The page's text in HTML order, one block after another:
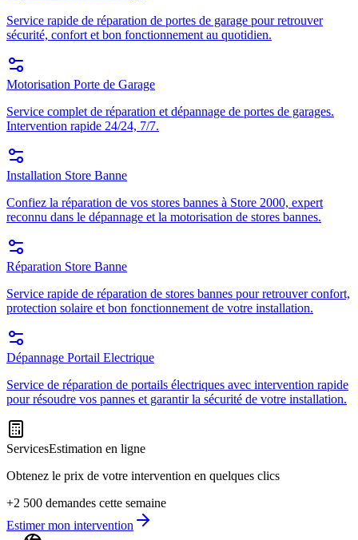
Service rapide de réparation de portes de garage pour retrouver
sécurité, confort et bon fonctionnement au quotidien.
Motorisation Porte de Garage
Service complet de réparation et dépannage de portes de garages.
Intervention rapide 24/24, 7/7.
Installation Store Banne
Confiez la réparation de vos stores bannes à Store 2000, expert
reconnu dans le dépannage et la motorisation de stores bannes.
Réparation Store Banne
Service rapide de réparation de stores bannes pour retrouver confort,
protection solaire et bon fonctionnement de votre installation.
Dépannage Portail Electrique
Service de réparation de portails électriques avec intervention rapide
pour résoudre vos pannes et garantir la sécurité de votre installation.
ServicesEstimation en ligne
Obtenez le prix de votre intervention en quelques clics
+2 500 demandes cette semaine
Estimer mon intervention